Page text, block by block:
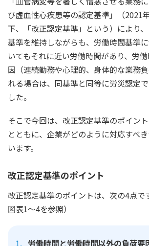
び虚血性心疾患等の認定基準」（2021
下、「改正認定基準」という）により
基準を維持しながらも、労働時間基準
いてもそれに近い労働時間があり、労
因（連続勤務や心理的、身体的な業務
れる場合は、同基準と同等に労災認定
した。
そこで今回は、改正認定基準のポイン
とともに、企業がどのように対応すべ
います。
改正認定基準のポイント
改正認定基準のポイントは、次の4点で
図表1～4を参照）
労働時間と労働時間以外の負荷要